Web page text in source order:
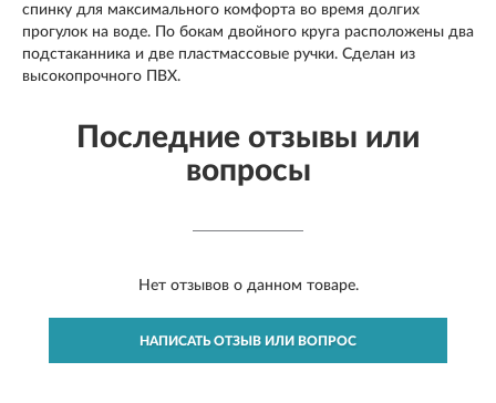
спинку для максимального комфорта во время долгих
прогулок на воде. По бокам двойного круга расположены два
подстаканника и две пластмассовые ручки. Сделан из
высокопрочного ПВХ.
Последние отзывы или
вопросы
Нет отзывов о данном товаре.
НАПИСАТЬ ОТЗЫВ ИЛИ ВОПРОС